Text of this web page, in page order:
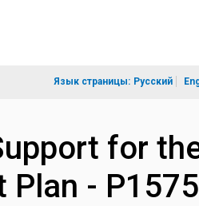
Язык страницы: Русский
for
-